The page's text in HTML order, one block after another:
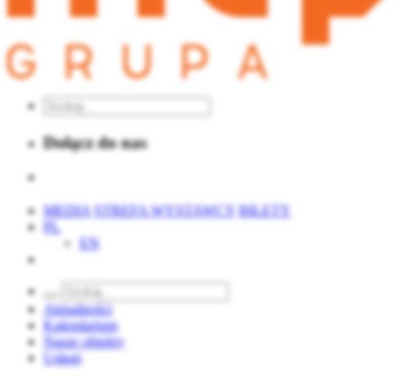
Dołącz do nas
MEDIA STREFA WYSTAWCY BILETY
PL
EN
Aktualności
Kalendarium
Nasze obiekty
Usługi